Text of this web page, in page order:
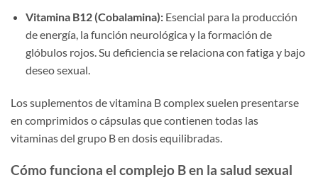
Vitamina B12 (Cobalamina):Esencial para la producción
de energía, la función neurológica y la formación de
glóbulos rojos. Su deficiencia se relaciona con fatiga y bajo
deseo sexual.
Los suplementos de vitamina B complex suelen presentarse
en comprimidos o cápsulas que contienen todas las
vitaminas del grupo B en dosis equilibradas.
Cómo funciona el complejo B en la salud sexual